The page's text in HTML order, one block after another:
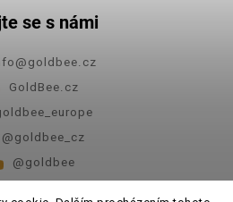
se s námi
@goldbee.cz
GoldBee.cz
@goldbee_cz
@goldbee
pátek 8:00-14:00